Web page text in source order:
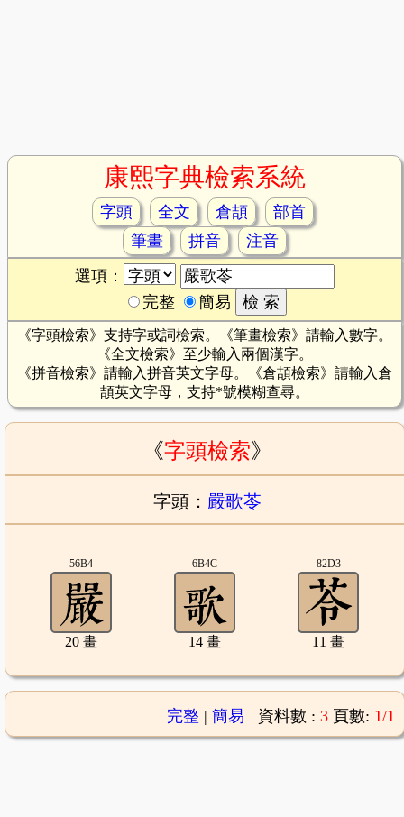
康熙字典檢索系統
字頭 全文 倉頡
部首
筆畫
拼音
注音
選項：
完整
簡易
《字頭檢索》支持字或詞檢索。《筆畫檢索》請輸入數字。
《全文檢索》至少輸入兩個漢字。
《拼音檢索》請輸入拼音英文字母。《倉頡檢索》請輸入倉
頡英文字母，支持*號模糊查尋。
《字頭檢索》
字頭： 嚴歌苓
56B4
20 畫
6B4C
14 畫
82D3
11 畫
完整| 簡易 資料數 : 3 頁數: 1/1